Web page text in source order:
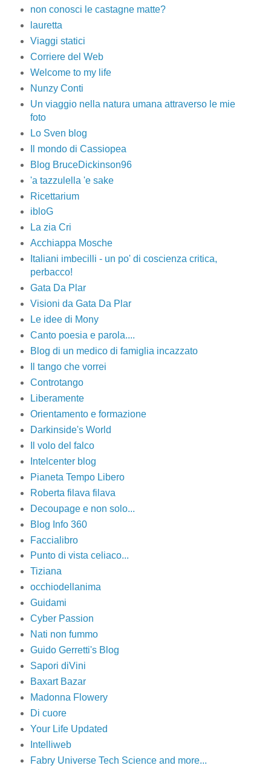
non conosci le castagne matte?
lauretta
Viaggi statici
Corriere del Web
Welcome to my life
Nunzy Conti
Un viaggio nella natura umana attraverso le mie
foto
Lo Sven blog
Il mondo di Cassiopea
Blog BruceDickinson96
'a tazzulella 'e sake
Ricettarium
ibloG
La zia Cri
Acchiappa Mosche
Italiani imbecilli - un po' di coscienza critica,
perbacco!
Gata Da Plar
Visioni da Gata Da Plar
Le idee di Mony
Canto poesia e parola....
Blog di un medico di famiglia incazzato
Il tango che vorrei
Controtango
Liberamente
Orientamento e formazione
Darkinside's World
Il volo del falco
Intelcenter blog
Pianeta Tempo Libero
Roberta filava filava
Decoupage e non solo...
Blog Info 360
Faccialibro
Punto di vista celiaco...
Tiziana
occhiodellanima
Guidami
Cyber Passion
Nati non fummo
Guido Gerretti's Blog
Sapori diVini
Baxart Bazar
Madonna Flowery
Di cuore
Your Life Updated
Intelliweb
Fabry Universe Tech Science and more...